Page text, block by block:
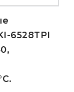
6528TPI